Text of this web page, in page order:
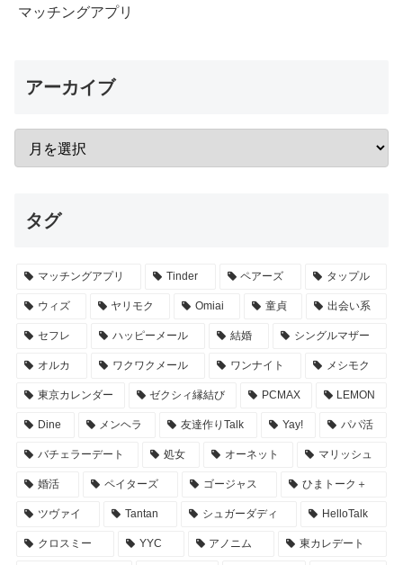
マッチングアプリ
アーカイブ
タグ
マッチングアプリ Tinder ペアーズ タップル
ウィズ ヤリモク Omiai 童貞 出会い系
セフレ ハッピーメール 結婚 シングルマザー
オルカ ワクワクメール ワンナイト メシモク
東京カレンダー ゼクシィ縁結び PCMAX LEMON
Dine メンヘラ 友達作りTalk Yay! パパ活
バチェラーデート 処女 オーネット マリッシュ
婚活 ペイターズ ゴージャス ひまトーク＋
ツヴァイ Tantan シュガーダディ HelloTalk
クロスミー YYC アノニム 東カレデート